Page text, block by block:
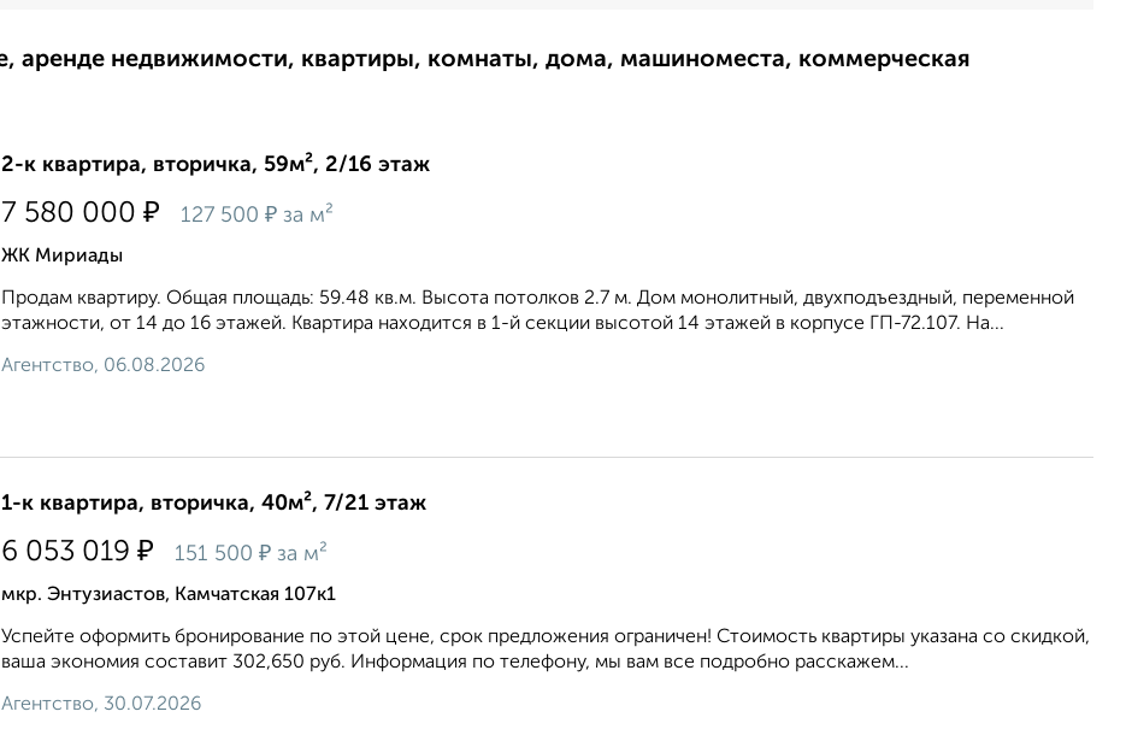
аренде недвижимости, квартиры, комнаты, дома, машиноместа, коммерческая
2-к квартира, вторичка, 59м², 2/16 этаж
7 580 000 ₽ 127 500 ₽ за м²
ЖК Мириады
Продам квартиру. Общая площадь: 59.48 кв.м. Высота потолков 2.7 м. Дом монолитный, двухподъездный, переменной
этажности, от 14 до 16 этажей. Квартира находится в 1-й секции высотой 14 этажей в корпусе ГП-72.107. На...
Агентство, 06.08.2026
1-к квартира, вторичка, 40м², 7/21 этаж
6 053 019 ₽ 151 500 ₽ за м²
мкр. Энтузиастов, Камчатская 107к1
Успейте оформить бронирование по этой цене, срок предложения ограничен! Стоимость квартиры указана со скидкой,
ваша экономия составит 302,650 руб. Информация по телефону, мы вам все подробно расскажем...
Агентство, 30.07.2026